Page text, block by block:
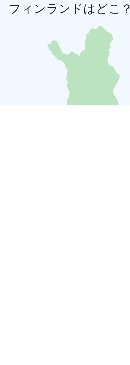
フィンランドはどこ？